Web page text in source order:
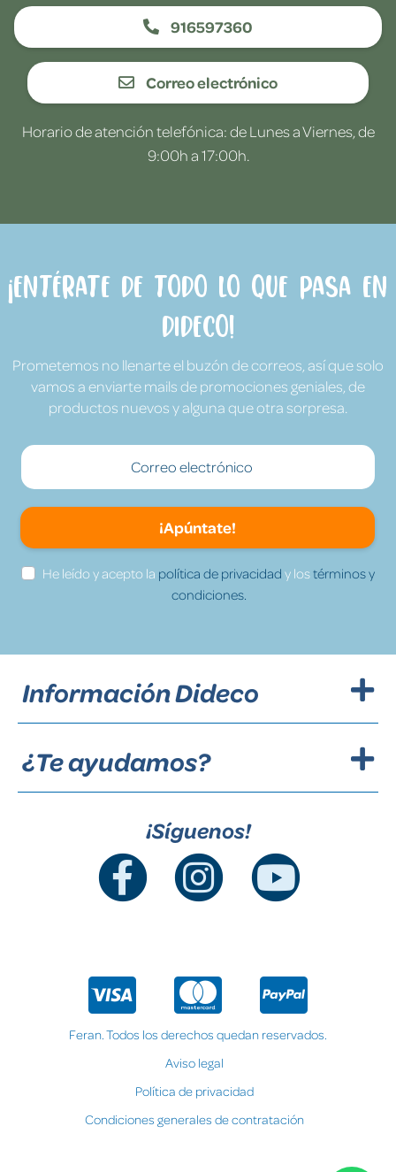
916597360
Correo electrónico
Horario de atención telefónica: de Lunes a Viernes, de
9:00h a 17:00h.
¡Entérate de todo lo que pasa en
Dideco!
Prometemos no llenarte el buzón de correos, así que solo
vamos a enviarte mails de promociones geniales, de
productos nuevos y alguna que otra sorpresa.
¡Apúntate!
He leído y acepto la política de privacidad y lostérminos y
condiciones.
Información Dideco
¿Te ayudamos?
¡Síguenos!
Feran. Todos los derechos quedan reservados.
Aviso legal
Política de privacidad
Condiciones generales de contratación